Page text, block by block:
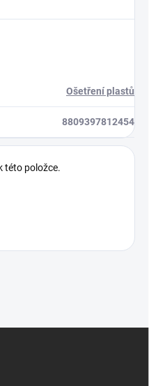
Ošetření plastů
8809397812454
této položce.